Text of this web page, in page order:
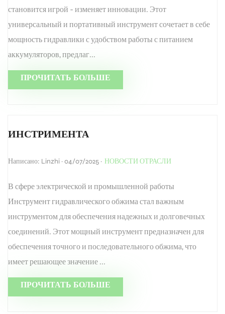
становится игрой - изменяет инновации. Этот
универсальный и портативный инструмент сочетает в себе
мощность гидравлики с удобством работы с питанием
аккумуляторов, предлаг...
ПРОЧИТАТЬ БОЛЬШЕ
ИНСТРИМЕНТА
Написано: Linzhi · 04/07/2025 · НОВОСТИ ОТРАСЛИ
В сфере электрической и промышленной работы
Инструмент гидравлического обжима стал важным
инструментом для обеспечения надежных и долговечных
соединений. Этот мощный инструмент предназначен для
обеспечения точного и последовательного обжима, что
имеет решающее значение ...
ПРОЧИТАТЬ БОЛЬШЕ